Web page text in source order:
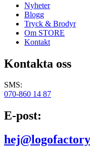
Nyheter
Blogg
Tryck & Brodyr
Om STORE
Kontakt
Kontakta oss
SMS:
070-860 14 87
E-post: